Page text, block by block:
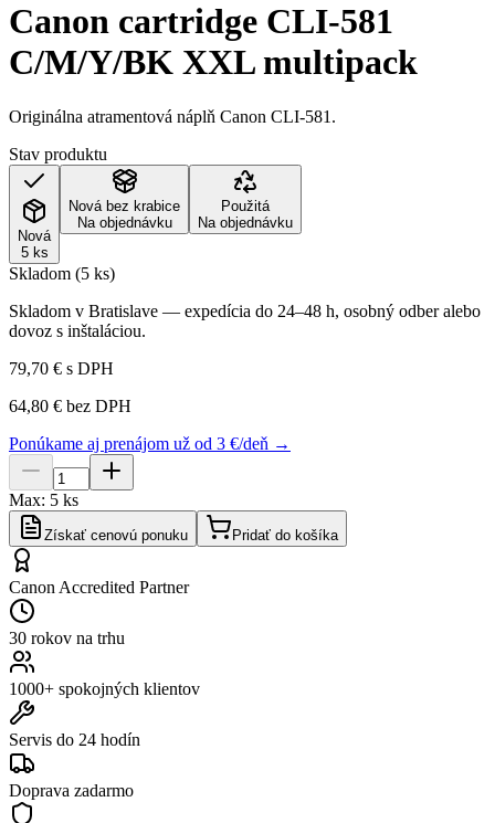
Canon cartridge CLI-581
C/M/Y/BK XXL multipack
Originálna atramentová náplň Canon CLI-581.
Stav produktu
Nová
5 ks
Nová bez krabice
Na objednávku
Použitá
Na objednávku
Skladom (5 ks)
Skladom v Bratislave — expedícia do 24–48 h, osobný odber alebo
dovoz s inštaláciou.
79,70 € s DPH
64,80 € bez DPH
Ponúkame aj prenájom už od 3 €/deň →
Max: 5 ks
Získať cenovú ponuku Pridať do košíka
Canon Accredited Partner
30 rokov na trhu
1000+ spokojných klientov
Servis do 24 hodín
Doprava zadarmo